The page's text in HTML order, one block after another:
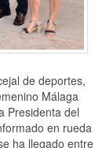
de deportes,
Málaga
Presidenta del
en rueda
ha llegado entre